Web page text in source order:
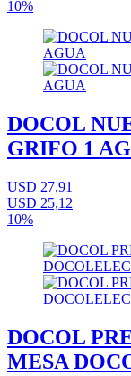
10%
DOCOL
GRIFO 1
USD 27,91
USD 25,12
10%
DOCOL
MESA